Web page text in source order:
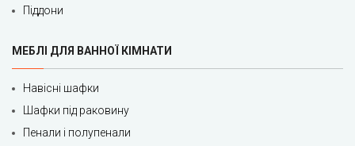
Піддони
МЕБЛІ ДЛЯ ВАННОЇ КІМНАТИ
Навісні шафки
Шафки під раковину
Пенали і полупенали